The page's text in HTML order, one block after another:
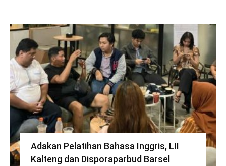
Adakan Pelatihan Bahasa Inggris, LII
Kalteng dan Disporaparbud Barsel